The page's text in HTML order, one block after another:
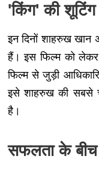
'किंग' की
इन दिनों शाहरुख खान
हैं। इस फिल्म को
फिल्म से जुड़ी
इसे शाहरुख की सबसे
है।
सफलता के